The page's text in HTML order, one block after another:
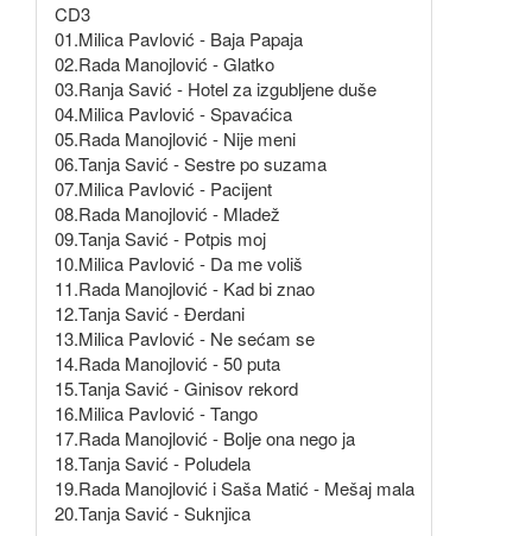
CD3
01.Milica Pavlović - Baja Papaja
02.Rada Manojlović - Glatko
03.Ranja Savić - Hotel za izgubljene duše
04.Milica Pavlović - Spavaćica
05.Rada Manojlović - Nije meni
06.Tanja Savić - Sestre po suzama
07.Milica Pavlović - Pacijent
08.Rada Manojlović - Mladež
09.Tanja Savić - Potpis moj
10.Milica Pavlović - Da me voliš
11.Rada Manojlović - Kad bi znao
12.Tanja Savić - Đerdani
13.Milica Pavlović - Ne sećam se
14.Rada Manojlović - 50 puta
15.Tanja Savić - Ginisov rekord
16.Milica Pavlović - Tango
17.Rada Manojlović - Bolje ona nego ja
18.Tanja Savić - Poludela
19.Rada Manojlović i Saša Matić - Mešaj mala
20.Tanja Savić - Suknjica